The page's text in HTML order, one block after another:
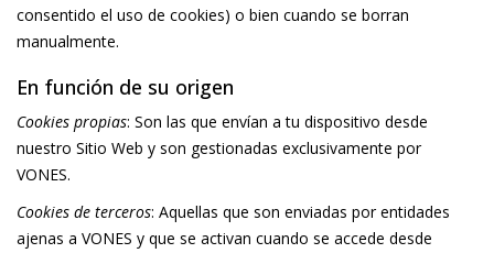
consentido el uso de cookies) o bien cuando se borran
manualmente.
En función de su origen
Cookies propias: Son las que envían a tu dispositivo desde
nuestro Sitio Web y son gestionadas exclusivamente por
VONES.
Cookies de terceros: Aquellas que son enviadas por entidades
ajenas a VONES y que se activan cuando se accede desde